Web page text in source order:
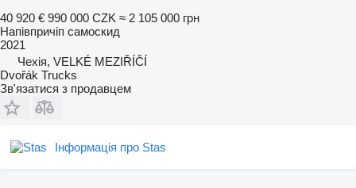
40 920 € 990 000 CZK ≈ 2 105 000 грн
Напівпричіп самоскид
2021
Чехія, VELKÉ MEZIŘÍČÍ
Dvořák Trucks
Зв'язатися з продавцем
Інформація про Stas